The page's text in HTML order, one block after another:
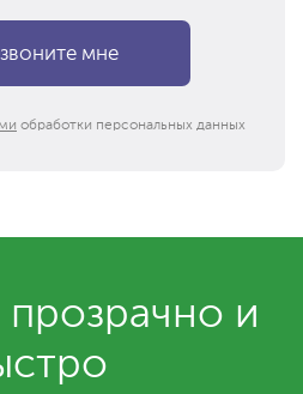
обработки персональных данных
и